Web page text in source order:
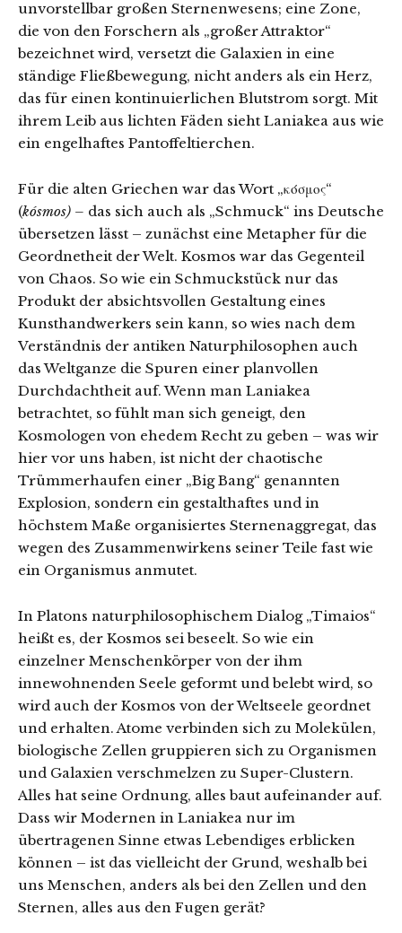
unvorstellbar großen Sternenwesens; eine Zone,
die von den Forschern als „großer Attraktor“
bezeichnet wird, versetzt die Galaxien in eine
ständige Fließbewegung, nicht anders als ein Herz,
das für einen kontinuierlichen Blutstrom sorgt. Mit
ihrem Leib aus lichten Fäden sieht Laniakea aus wie
ein engelhaftes Pantoffeltierchen.
Für die alten Griechen war das Wort „κόσμος“
(kósmos) – das sich auch als „Schmuck“ ins Deutsche
übersetzen lässt – zunächst eine Metapher für die
Geordnetheit der Welt. Kosmos war das Gegenteil
von Chaos. So wie ein Schmuckstück nur das
Produkt der absichtsvollen Gestaltung eines
Kunsthandwerkers sein kann, so wies nach dem
Verständnis der antiken Naturphilosophen auch
das Weltganze die Spuren einer planvollen
Durchdachtheit auf. Wenn man Laniakea
betrachtet, so fühlt man sich geneigt, den
Kosmologen von ehedem Recht zu geben – was wir
hier vor uns haben, ist nicht der chaotische
Trümmerhaufen einer „Big Bang“ genannten
Explosion, sondern ein gestalthaftes und in
höchstem Maße organisiertes Sternenaggregat, das
wegen des Zusammenwirkens seiner Teile fast wie
ein Organismus anmutet.
In Platons naturphilosophischem Dialog „Timaios“
heißt es, der Kosmos sei beseelt. So wie ein
einzelner Menschenkörper von der ihm
innewohnenden Seele geformt und belebt wird, so
wird auch der Kosmos von der Weltseele geordnet
und erhalten. Atome verbinden sich zu Molekülen,
biologische Zellen gruppieren sich zu Organismen
und Galaxien verschmelzen zu Super-Clustern.
Alles hat seine Ordnung, alles baut aufeinander auf.
Dass wir Modernen in Laniakea nur im
übertragenen Sinne etwas Lebendiges erblicken
können – ist das vielleicht der Grund, weshalb bei
uns Menschen, anders als bei den Zellen und den
Sternen, alles aus den Fugen gerät?